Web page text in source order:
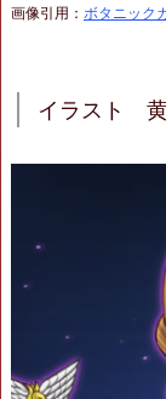
画像引用： ボタニック
イラスト